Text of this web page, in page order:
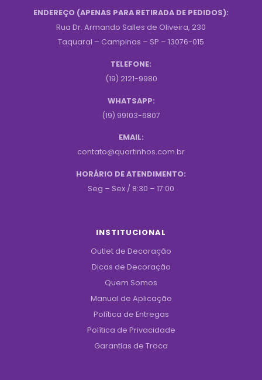
ENDEREÇO (APENAS PARA RETIRADA DE PEDIDOS):
Rua Dr. Armando Salles de Oliveira, 230
Taquaral – Campinas – SP – 13076-015
TELEFONE:
(19) 2121-9980
WHATSAPP:
(19) 99103-6807
EMAIL:
contato@quartinhos.com.br
HORÁRIO DE ATENDIMENTO:
Seg – Sex / 8:30 – 17:00
INSTITUCIONAL
Outlet de Decoração
Dicas de Decoração
Quem Somos
Manual de Aplicação
Política de Entregas
Política de Privacidade
Garantias de Troca